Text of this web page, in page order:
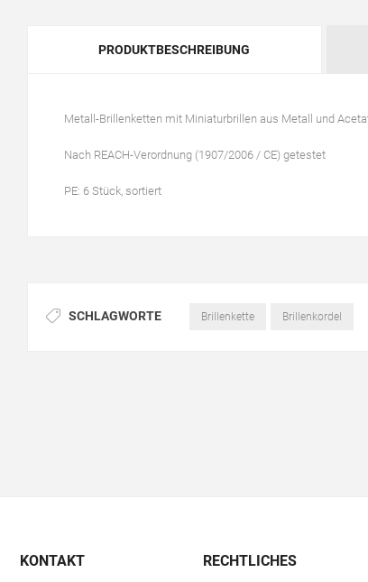
PRODUKTBESCHREIBUNG
Metall-Brillenketten mit Miniaturbrillen aus Metall und
Nach REACH-Verordnung (1907/2006 / CE) getestet
PE: 6 Stück, sortiert
SCHLAGWORTE Brillenkette Brillenkordel
KONTAKT RECHTLICHES